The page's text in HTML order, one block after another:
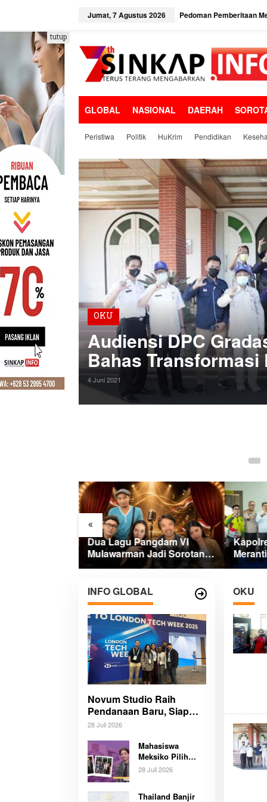
e
k
o
n
t
e
n
Jumat, 7 Agustus 2026 Pedoman Pemberitaan
GLOBAL NASIONAL DAERAH
Peristiwa Politik HuKrim Pendidikan
tutup
OKU
Audiensi DPC
Bahas Transformasi
4 Juni 2021
«
Dua Lagu Pangdam VI
Mulawarman Jadi Sorotan
di Kompetisi HUT RI
Merah
INFO GLOBAL
Novum Studio Raih
Pendanaan Baru, Siap
Guncang Dunia Bisnis
Project Global
28 Juli 2026
Mahasiswa
Meksiko Pilih
CUHK Hong
Global Lewat
28 Juli 2026
Thailand Banjir
OKU